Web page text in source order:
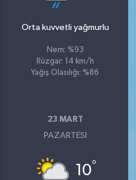
Orta kuvvetli yağmurlu
Nem: %93
Rüzgar: 14 km/h
Yağış Olasılığı: %86
23 MART
PAZARTESI
10°